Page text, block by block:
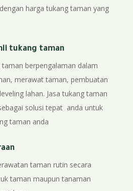
harga tukang taman yang
tukang taman
taman berpengalaman dalam
merawat taman, pembuatan
lahan. Jasa tukang taman
solusi tepat anda untuk
taman anda
taman rutin secara
taman maupun tanaman